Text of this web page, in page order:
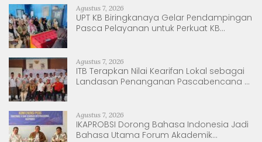
Agustus 7, 2026
UPT KB Biringkanaya Gelar Pendampingan
Pasca Pelayanan untuk Perkuat KB
Agustus 7, 2026
ITB Terapkan Nilai Kearifan Lokal sebagai
Landasan Penanganan Pascabencana di
Agustus 7, 2026
IKAPROBSI Dorong Bahasa Indonesia Jadi
Bahasa Utama Forum Akademik